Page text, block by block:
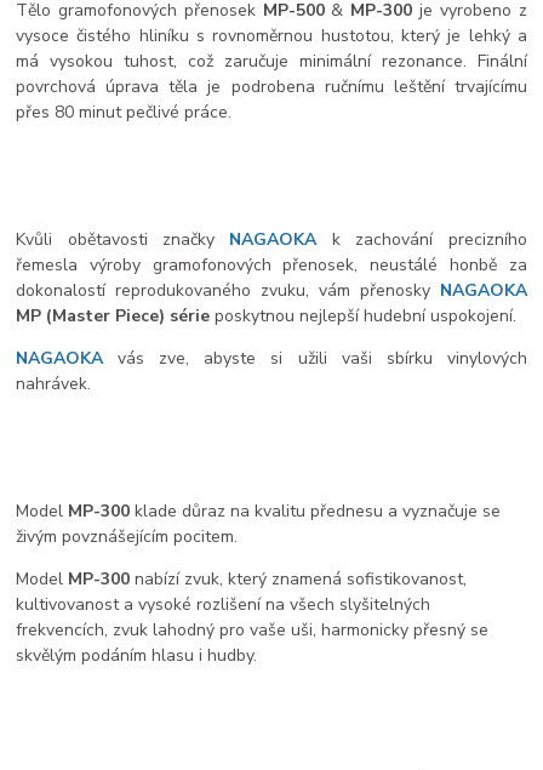
Tělo gramofonových přenosek MP-500& MP-300 je vyrobeno z
vysoce čistého hliníku s rovnoměrnou hustotou, který je lehký a
má vysokou tuhost, což zaručuje minimální rezonance. Finální
povrchová úprava těla je podrobena ručnímu leštění trvajícímu
přes 80 minut pečlivé práce.
Kvůli obětavosti značky NAGAOKAk zachování precizního
řemesla výroby gramofonových přenosek, neustálé honbě za
dokonalostí reprodukovaného zvuku, vám přenosky NAGAOKA
MP (Master Piece) série poskytnou nejlepší hudební uspokojení.
NAGAOKAvás zve, abyste si užili vaši sbírku vinylových
nahrávek.
Model MP-300klade důraz na kvalitu přednesu a vyznačuje se
živým povznášejícím pocitem.
Model MP-300 nabízí zvuk, který znamená sofistikovanost,
kultivovanost a vysoké rozlišení na všech slyšitelných
frekvencích, zvuk lahodný pro vaše uši, harmonicky přesný se
skvělým podáním hlasu i hudby.